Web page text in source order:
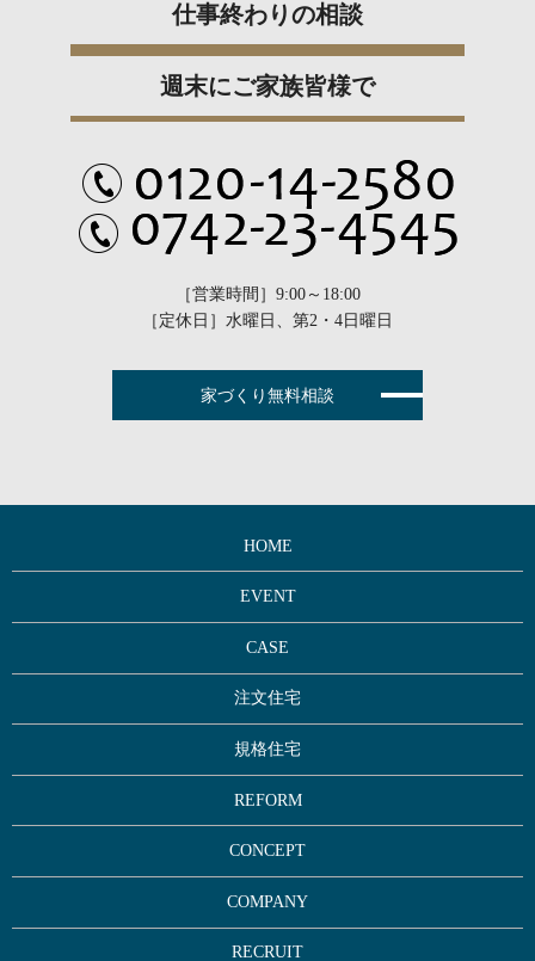
仕事終わりの相談
週末にご家族皆様で
［営業時間］9:00～18:00
［定休日］水曜日、第2・4日曜日
家づくり無料相談
HOME
EVENT
CASE
注文住宅
規格住宅
REFORM
CONCEPT
COMPANY
RECRUIT